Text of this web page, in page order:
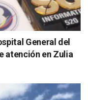
General del
atención en Zulia